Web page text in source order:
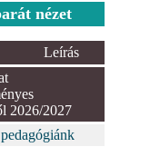
nézet
Leírás
2026/2027